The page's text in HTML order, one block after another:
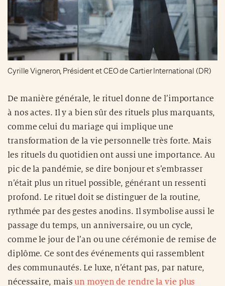
Cyrille Vigneron, Président et CEO de Cartier International (DR)
De manière générale, le rituel donne de l’importance
à nos actes. Il y a bien sûr des rituels plus marquants,
comme celui du mariage qui implique une
transformation de la vie personnelle très forte. Mais
les rituels du quotidien ont aussi une importance. Au
pic de la pandémie, se dire bonjour et s’embrasser
n’était plus un rituel possible, générant un ressenti
profond. Le rituel doit se distinguer de la routine,
rythmée par des gestes anodins. Il symbolise aussi le
passage du temps, un anniversaire, ou un cycle,
comme le jour de l’an ou une cérémonie de remise de
diplôme. Ce sont des événements qui rassemblent
des communautés. Le luxe, n’étant pas, par nature,
nécessaire, maisun moyen de rendre la vie plus